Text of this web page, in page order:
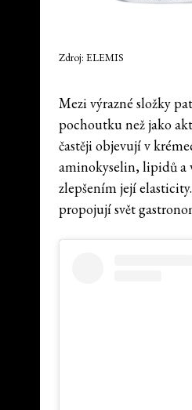
Zdroj: ELEMIS
Mezi výrazné složky
pochoutku než jako
častěji objevují v
aminokyselin, lipidů a
zlepšením její
propojují svět